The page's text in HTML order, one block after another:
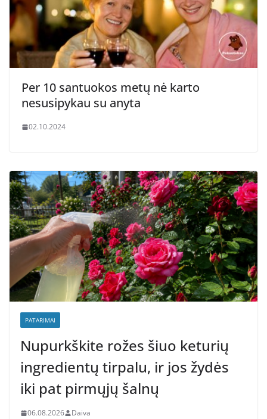
Per 10 santuokos metų nė karto
nesusipykau su anyta
02.10.2024
PATARIMAI
Nupurkškite rožes šiuo keturių
ingredientų tirpalu, ir jos žydės
iki pat pirmųjų šalnų
06.08.2026 Daiva